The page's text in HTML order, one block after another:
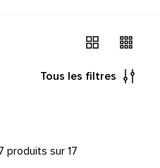
Tous les filtres
produits sur 17